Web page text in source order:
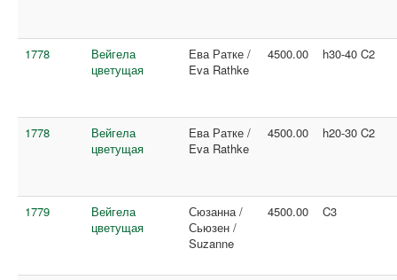
1778
Вейгела
цветущая
Ева Ратке /
Eva Rathke
4500.00 h30-40 C2
1778
Вейгела
цветущая
Ева Ратке /
Eva Rathke
4500.00 h20-30 C2
1779
Вейгела
цветущая
Сюзанна /
Сьюзен /
Suzanne
4500.00 C3